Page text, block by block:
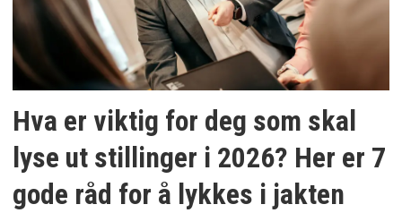
Hva er viktig for deg som skal
lyse ut stillinger i 2026? Her er 7
gode råd for å lykkes i jakten